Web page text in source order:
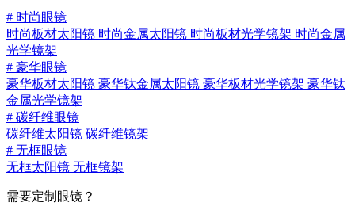
# 时尚眼镜
时尚板材太阳镜 时尚金属太阳镜 时尚板材光学镜架 时尚金属
光学镜架
# 豪华眼镜
豪华板材太阳镜 豪华钛金属太阳镜 豪华板材光学镜架 豪华钛
金属光学镜架
# 碳纤维眼镜
碳纤维太阳镜 碳纤维镜架
# 无框眼镜
无框太阳镜 无框镜架
需要定制眼镜？